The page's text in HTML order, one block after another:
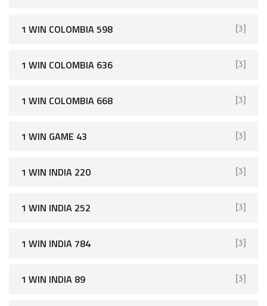
1 WIN COLOMBIA 598 [3]
1 WIN COLOMBIA 636 [3]
1 WIN COLOMBIA 668 [3]
1 WIN GAME 43 [3]
1 WIN INDIA 220 [3]
1 WIN INDIA 252 [3]
1 WIN INDIA 784 [3]
1 WIN INDIA 89 [3]